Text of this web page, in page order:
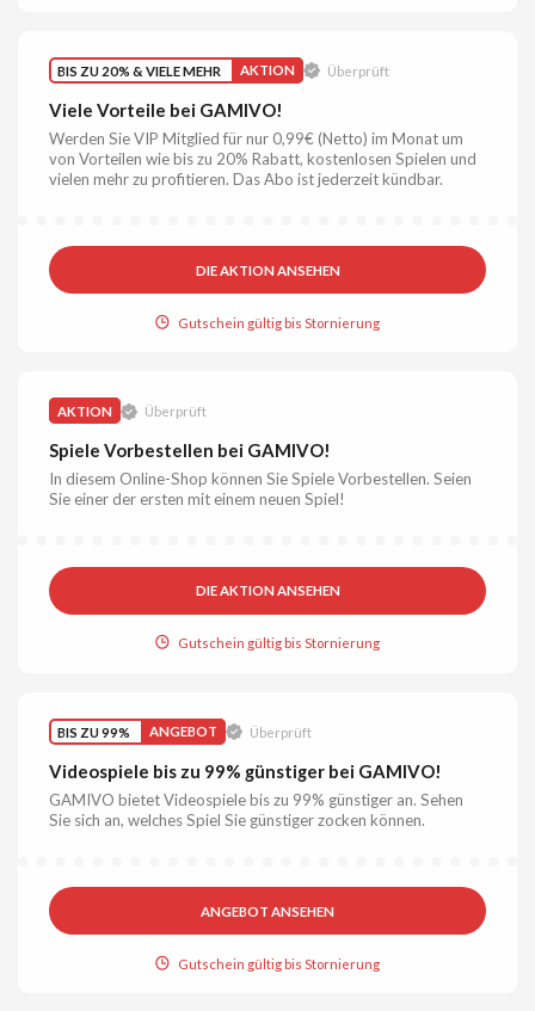
BIS ZU 20% & VIELE MEHR AKTION Überprüft
Viele Vorteile bei GAMIVO!
Werden Sie VIP Mitglied für nur 0,99€ (Netto) im Monat um
von Vorteilen wie bis zu 20% Rabatt, kostenlosen Spielen und
vielen mehr zu profitieren. Das Abo ist jederzeit kündbar.
DIE AKTION ANSEHEN
Gutschein gültig bis Stornierung
AKTION Überprüft
Spiele Vorbestellen bei GAMIVO!
In diesem Online-Shop können Sie Spiele Vorbestellen. Seien
Sie einer der ersten mit einem neuen Spiel!
DIE AKTION ANSEHEN
Gutschein gültig bis Stornierung
BIS ZU 99% ANGEBOT Überprüft
Videospiele bis zu 99% günstiger bei GAMIVO!
GAMIVO bietet Videospiele bis zu 99% günstiger an. Sehen
Sie sich an, welches Spiel Sie günstiger zocken können.
ANGEBOT ANSEHEN
Gutschein gültig bis Stornierung